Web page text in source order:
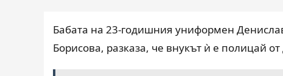
Бабата на 23-годишния униформен
Борисова, разказа, че внукът ѝ е полицай